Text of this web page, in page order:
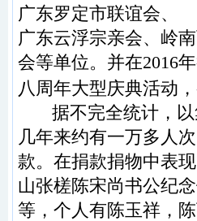
广东罗定市联谊会、
广东云浮宗亲会、 岭
会等单位。并在2016
八周年大型庆典活动 ，
据不完全统计 ，
几年来约有一万多人次
款。 在捐款捐物中表
山张槎陈宋尚书公纪念
等 ， 个人有陈玉祥，